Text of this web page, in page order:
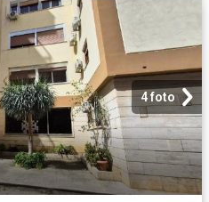
4 foto